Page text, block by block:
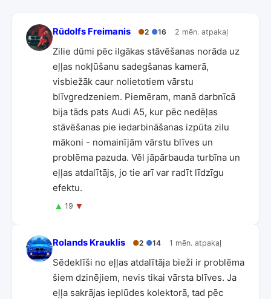
Rūdolfs Freimanis ●2 ●16 2 mēn. atpakaļ
Zilie dūmi pēc ilgākas stāvēšanas norāda uz
eļļas nokļūšanu sadegšanas kamerā,
visbiežāk caur nolietotiem vārstu
blīvgredzeniem. Piemēram, manā darbnīcā
bija tāds pats Audi A5, kur pēc nedēļas
stāvēšanas pie iedarbināšanas izpūta zilu
mākoni - nomainījām vārstu blīves un
problēma pazuda. Vēl jāpārbauda turbīna un
eļļas atdalītājs, jo tie arī var radīt līdzīgu
efektu.
▲ 19 ▼
Rolands Krauklis ●2 ●14 1 mēn. atpakaļ
Sēdeklīši no eļļas atdalītāja bieži ir problēma
šiem dzinējiem, nevis tikai vārsta blīves. Ja
eļļa sakrājas ieplūdes kolektorā, tad pēc